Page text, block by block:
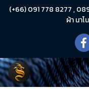
(+66) 091 778 8277 ,
ผ้า นา